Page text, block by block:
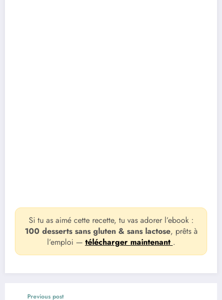
Si tu as aimé cette recette, tu vas adorer l’ebook :
100 desserts sans gluten & sans lactose, prêts à
l’emploi — télécharger maintenant .
Previous post